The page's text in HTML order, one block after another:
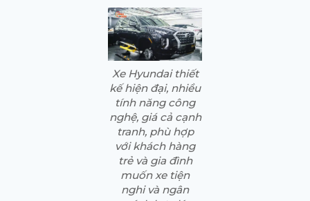
Xe Hyundai thiết
kế hiện đại, nhiều
tính năng công
nghệ, giá cả cạnh
tranh, phù hợp
với khách hàng
trẻ và gia đình
muốn xe tiện
nghi và ngân